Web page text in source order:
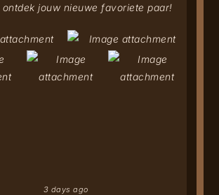
ontdek jouw nieuwe favoriete paar!
3 days ago